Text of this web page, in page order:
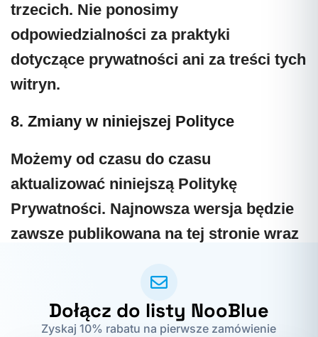
trzecich. Nie ponosimy
odpowiedzialności za praktyki
dotyczące prywatności ani za treści tych
witryn.
8. Zmiany w niniejszej Polityce
Możemy od czasu do czasu
aktualizować niniejszą Politykę
Prywatności. Najnowsza wersja będzie
zawsze publikowana na tej stronie wraz
Dołącz do listy NooBlue
Zyskaj 10% rabatu na pierwsze zamówienie